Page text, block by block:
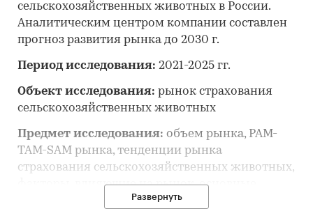
сельскохозяйственных животных в России.
Аналитическим центром компании составлен
прогноз развития рынка до 2030 г.
Период исследования: 2021-2025 гг.
Объект исследования: рынок страхования
сельскохозяйственных животных
Предмет исследования: объем рынка, PAM-
TAM-SAM рынка, тенденции рынка
страхования сельскохозяйственных животных,
факторы, влияющие на рынок, основные
конкуренты, потребительские цены,
Развернуть